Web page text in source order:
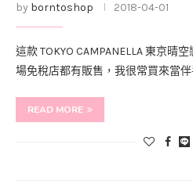
by borntoshop 2018-04-01
這款 TOKYO CAMPANELLA 東京晴
場免稅店都有販售，我很常買來當伴
READ MORE